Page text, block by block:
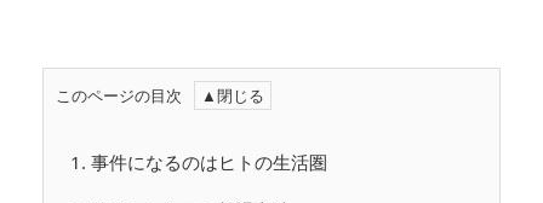
このページの目次
1. 事件になるのはヒトの生活圏